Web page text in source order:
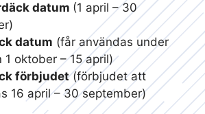
datum (1 april – 30
datum (får användas under
1 oktober – 15 april)
förbjudet(förbjudet att
16 april – 30 september)